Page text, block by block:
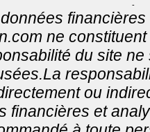
-
ne
du site
ou
financières et